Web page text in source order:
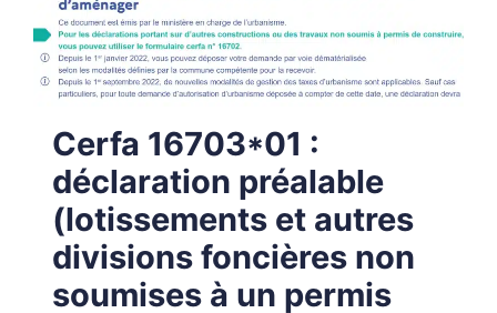
Cerfa 16703*01 :
déclaration préalable
(lotissements et autres
divisions foncières non
soumises à un permis